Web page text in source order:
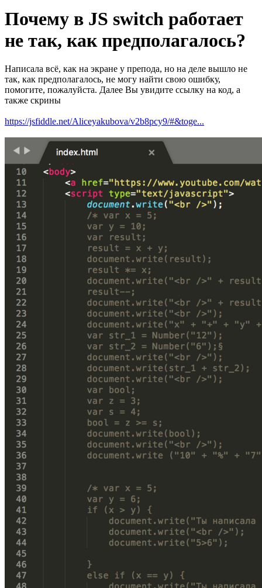
Почему в JS switch работает
не так, как предполагалось?
Написала всё, как на экране у препода, но на деле вышло не
так, как предполагалось, не могу найти свою ошибку,
помогите, пожалуйста. Далее Вы увидите ссылку на код, а
также скрины
https://jsfiddle.net/Aliceyakubova/v2b8pcy9/#&toge...